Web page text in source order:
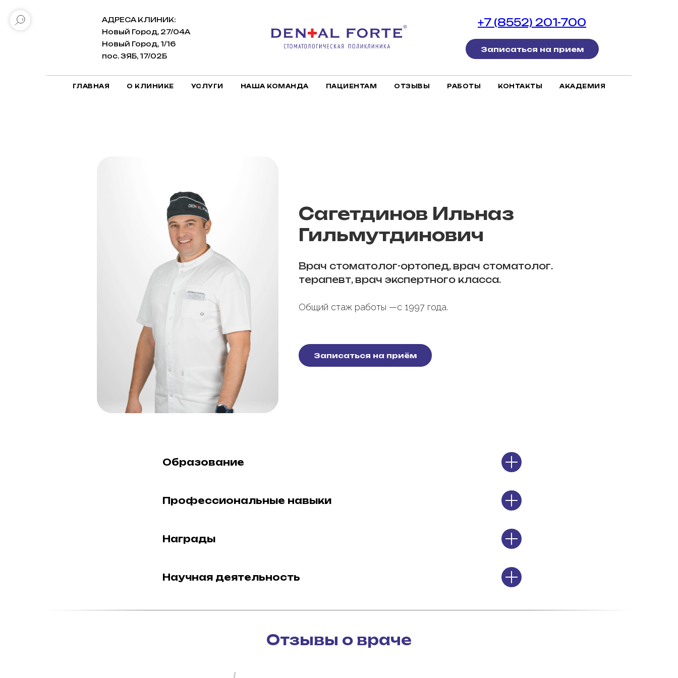
АДРЕСА КЛИНИК:
Новый Город, 27/04А
Новый Город, 1/16
пос. ЗЯБ, 17/02Б
+7 (8552) 201-700
Записаться на прием
ГЛАВНАЯ О КЛИНИКЕ УСЛУГИ НАША КОМАНДА ПАЦИЕНТАМ ОТЗЫВЫ РАБОТЫ КОНТАКТЫ АКАДЕМИЯ
Сагетдинов Ильназ
Гильмутдинович
Врач стоматолог-ортопед, врач стоматолог.
терапевт, врач экспертного класса.
Общий стаж работы —с 1997 года.
Записаться на приём
Образование
Профессиональные навыки
Награды
Научная деятельность
Отзывы о враче